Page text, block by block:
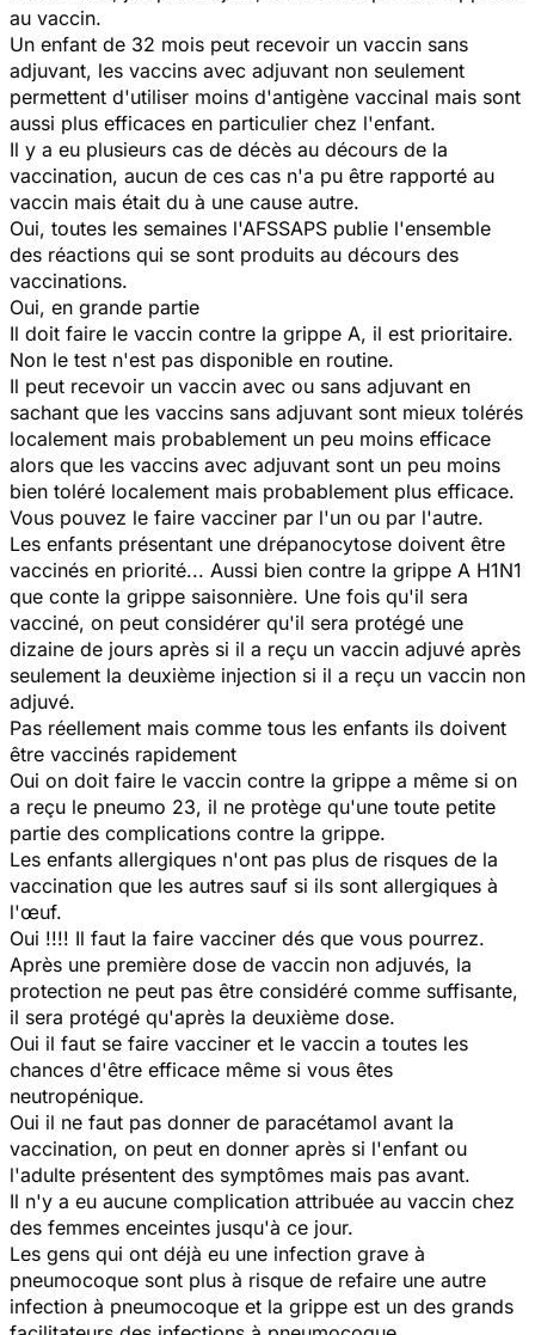
au vaccin.
Un enfant de 32 mois peut recevoir un vaccin sans
adjuvant, les vaccins avec adjuvant non seulement
permettent d'utiliser moins d'antigène vaccinal mais sont
aussi plus efficaces en particulier chez l'enfant.
Il y a eu plusieurs cas de décès au décours de la
vaccination, aucun de ces cas n'a pu être rapporté au
vaccin mais était du à une cause autre.
Oui, toutes les semaines l'AFSSAPS publie l'ensemble
des réactions qui se sont produits au décours des
vaccinations.
Oui, en grande partie
Il doit faire le vaccin contre la grippe A, il est prioritaire.
Non le test n'est pas disponible en routine.
Il peut recevoir un vaccin avec ou sans adjuvant en
sachant que les vaccins sans adjuvant sont mieux tolérés
localement mais probablement un peu moins efficace
alors que les vaccins avec adjuvant sont un peu moins
bien toléré localement mais probablement plus efficace.
Vous pouvez le faire vacciner par l'un ou par l'autre.
Les enfants présentant une drépanocytose doivent être
vaccinés en priorité... Aussi bien contre la grippe A H1N1
que conte la grippe saisonnière. Une fois qu'il sera
vacciné, on peut considérer qu'il sera protégé une
dizaine de jours après si il a reçu un vaccin adjuvé après
seulement la deuxième injection si il a reçu un vaccin non
adjuvé.
Pas réellement mais comme tous les enfants ils doivent
être vaccinés rapidement
Oui on doit faire le vaccin contre la grippe a même si on
a reçu le pneumo 23, il ne protège qu'une toute petite
partie des complications contre la grippe.
Les enfants allergiques n'ont pas plus de risques de la
vaccination que les autres sauf si ils sont allergiques à
l'œuf.
Oui !!!! Il faut la faire vacciner dés que vous pourrez.
Après une première dose de vaccin non adjuvés, la
protection ne peut pas être considéré comme suffisante,
il sera protégé qu'après la deuxième dose.
Oui il faut se faire vacciner et le vaccin a toutes les
chances d'être efficace même si vous êtes
neutropénique.
Oui il ne faut pas donner de paracétamol avant la
vaccination, on peut en donner après si l'enfant ou
l'adulte présentent des symptômes mais pas avant.
Il n'y a eu aucune complication attribuée au vaccin chez
des femmes enceintes jusqu'à ce jour.
Les gens qui ont déjà eu une infection grave à
pneumocoque sont plus à risque de refaire une autre
infection à pneumocoque et la grippe est un des grands